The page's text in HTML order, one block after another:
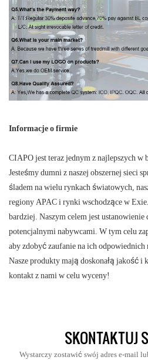
Informacje o firmie
CIAPO jest teraz jednym z najlepszych w
Jesteśmy dumni z naszej obszernej sieci
śladem na wielu rynkach światowych,
regiony APAC i rynki wschodzące w
bardziej. Naszym celem jest
potencjalnymi nabywcami. W tym celu
aby zdobyć zaufanie na ich
Nasze produkty mają doskonałą jakość i
kontakt z nami w celu wyceny!
SKONTAKTUJ
Wystarczy zostawić swój adres e-mail